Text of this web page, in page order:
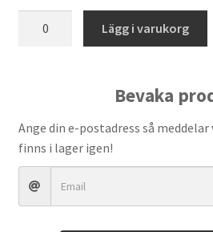
Kit
mängd
Lägg i varukorg
Bevaka
Ange din e-postadress så
finns i lager igen!